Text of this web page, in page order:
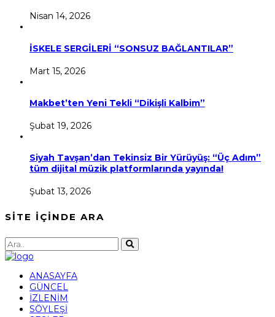
Nisan 14, 2026
İSKELE SERGİLERİ “SONSUZ BAĞLANTILAR”
Mart 15, 2026
Makbet’ten Yeni Tekli “Dikişli Kalbim”
Şubat 19, 2026
Siyah Tavşan’dan Tekinsiz Bir Yürüyüş: “Üç Adım”
tüm dijital müzik platformlarında yayında!
Şubat 13, 2026
SİTE İÇİNDE ARA
ANASAYFA
GÜNCEL
İZLENİM
SÖYLEŞİ